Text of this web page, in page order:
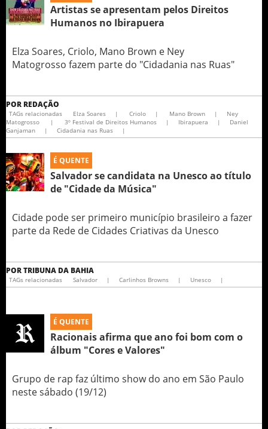
Artistas se apresentam pelos Direitos
Humanos no Ibirapuera
Elza Soares, Criolo, Mano Brown e Ney
Matogrosso fazem parte do "Cidadania nas Ruas"
POR REDAÇÃO
TAGs relacionadas Elza Soares | Criolo | Mano Brown |
Ney
Matogrosso
| 3º Festival de Direitos Humanos | Ibirapuera |
Daniel
Ganjaman
| Cidadania nas Ruas |
É QUENTE
Salvador se candidata na Unesco ao título
de "Cidade da Música"
Cidade pode ser primeiro município brasileiro a fazer
parte da Rede de Cidades Criativas da Unesco
PORTRIBUNA DA BAHIA
TAGs relacionadas Salvador | Carlinhos Browns | Unesco |
É QUENTE
Racionais afirma que ano foi bom com o
álbum "Cores e Valores"
Grupo de rap faz último show do ano em São Paulo
neste sábado (19/12)